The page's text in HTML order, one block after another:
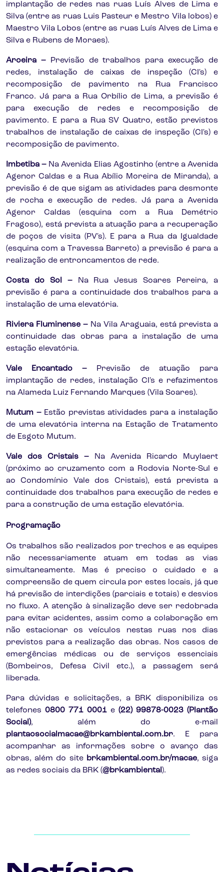
implantação de redes nas ruas Luís Alves de Lima e
Silva (entre as ruas Luis Pasteur e Mestro Vila lobos) e
Maestro Vila Lobos (entre as ruas Luís Alves de Lima e
Silva e Rubens de Moraes).
Aroeira –Previsão de trabalhos para execução de
redes, instalação de caixas de inspeção (CI's) e
recomposição de pavimento na Rua Francisco
Franco. Já para a Rua Orbílio de Lima, a previsão é
para execução de redes e recomposição de
pavimento. E para a Rua SV Quatro, estão previstos
trabalhos de instalação de caixas de inspeção (CI's) e
recomposição de pavimento.
Imbetiba – Na Avenida Elias Agostinho (entre a Avenida
Agenor Caldas e a Rua Abílio Moreira de Miranda), a
previsão é de que sigam as atividades para desmonte
de rocha e execução de redes. Já para a Avenida
Agenor Caldas (esquina com a Rua Demétrio
Fragoso), está prevista a atuação para a recuperação
de poços de visita (PV's). E para a Rua da Igualdade
(esquina com a Travessa Barreto) a previsão é para a
realização de entroncamentos de rede.
Costa do Sol –Na Rua Jesus Soares Pereira, a
previsão é para a continuidade dos trabalhos para a
instalação de uma elevatória.
Riviera Fluminense – Na Vila Araguaia, está prevista a
continuidade das obras para a instalação de uma
estação elevatória.
Vale Encantado – Previsão de atuação para
implantação de redes, instalação CI's e refazimentos
na Alameda Luiz Fernando Marques (Vila Soares).
Mutum –Estão previstas atividades para a instalação
de uma elevatória interna na Estação de Tratamento
de Esgoto Mutum.
Vale dos Cristais – Na Avenida Ricardo Muylaert
(próximo ao cruzamento com a Rodovia Norte-Sul e
ao Condomínio Vale dos Cristais), está prevista a
continuidade dos trabalhos para execução de redes e
para a construção de uma estação elevatória.
Programação
Os trabalhos são realizados por trechos e as equipes
não necessariamente atuam em todas as vias
simultaneamente. Mas é preciso o cuidado e a
compreensão de quem circula por estes locais, já que
há previsão de interdições (parciais e totais) e desvios
no fluxo. A atenção à sinalização deve ser redobrada
para evitar acidentes, assim como a colaboração em
não estacionar os veículos nestas ruas nos dias
previstos para a realização das obras. Nos casos de
emergências médicas ou de serviços essenciais
(Bombeiros, Defesa Civil etc.), a passagem será
liberada.
Para dúvidas e solicitações, a BRK disponibiliza os
telefones 0800 771 0001 e (22) 99878-0023 (Plantão
Social), além do e-mail
plantaosocialmacae@brkambiental.com.br. E para
acompanhar as informações sobre o avanço das
obras, além do site brkambiental.com.br/macae, siga
as redes sociais da BRK (@brkambiental ).